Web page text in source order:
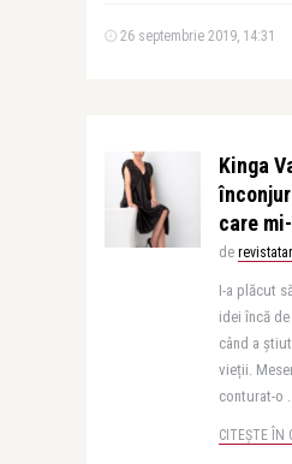
26 septembrie 2019, 14:31
Kinga
care
de
I-a plăcut
idei încă
când a
vieții.
conturat-o ..
CITEȘTE ÎN